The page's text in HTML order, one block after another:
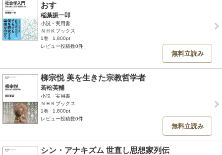
おす
稲葉振一郎
小説・実用書
ＮＨＫブックス
1巻
1,800pt
レビュー投稿数0件
無料立読み
柳宗悦 美を生きた宗教哲学者
若松英輔
小説・実用書
ＮＨＫブックス
1巻
1,800pt
レビュー投稿数0件
無料立読み
シン・アナキズム 世直し思想家列伝